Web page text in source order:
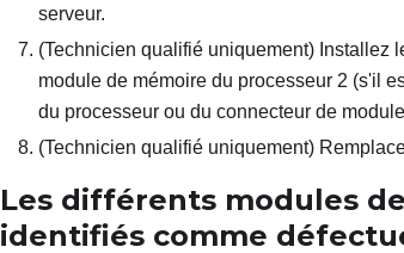
serveur.
(Technicien qualifié uniquement) Installez
module de mémoire du processeur 2 (s'il
du processeur ou du connecteur de
(Technicien qualifié uniquement)
Les différents modules
identifiés comme